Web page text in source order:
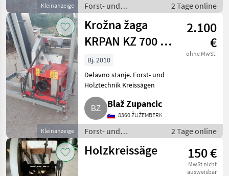
Scheppach
2
Vogesenblitz
2
Alle 16
anzeigen
MARKTPLATZ
Marktplatz Händlerangebote Kleinanzeigen
Kleinanzeige
Forst- und
Holztechnik /
Kreissägen
2 Tage online
Kleinanzeige
Krožna žaga
KRPAN KZ 700 K
pro
2.100
€
ohne MwSt.
Bj. 2010
Delavno stanje. Forst- und
Holztechnik Kreissägen
Blaž Zupancic
8360 ŽUŽEMBERK
Forst- und
Holztechnik /
Kreissägen
2 Tage online
Holzkreissäge 150 €
MwSt nicht
ausweisbar